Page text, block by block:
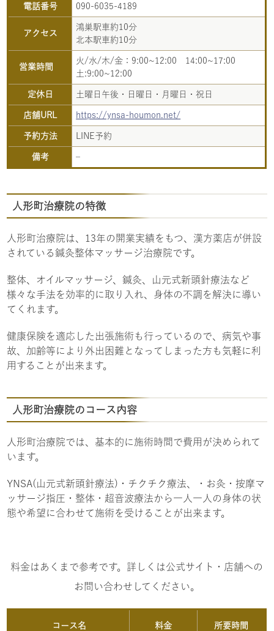
電話番号 090-6035-4189
アクセス
鴻巣駅車約10分
北本駅車約10分
営業時間
火/水/木/金：9:00~12:00 14:00~17:00
土:9:00~12:00
定休日 土曜日午後・日曜日・月曜日・祝日
店舗URL https://ynsa-houmon.net/
予約方法 LINE予約
備考 –
人形町治療院の特徴
人形町治療院は、13年の開業実績をもつ、漢方薬店が併設
されている鍼灸整体マッサージ治療院です。
整体、オイルマッサージ、鍼灸、山元式新頭針療法など
様々な手法を効率的に取り入れ、身体の不調を解決に導い
てくれます。
健康保険を適応した出張施術も行っているので、病気や事
故、加齢等により外出困難となってしまった方も気軽に利
用することが出来ます。
人形町治療院のコース内容
人形町治療院では、基本的に施術時間で費用が決められて
います。
YNSA(山元式新頭針療法)・チクチク療法、・お灸・按摩マ
ッサージ指圧・整体・超音波療法から一人一人の身体の状
態や希望に合わせて施術を受けることが出来ます。
料金はあくまで参考です。詳しくは公式サイト・店舗への
お問い合わせしてください。
コース名 料金 所要時間